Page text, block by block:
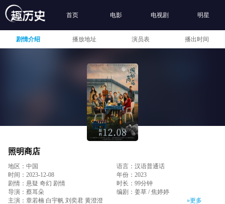
首页 电影 电视剧 明星
剧情介绍 播放地址 演员表 播出时间
照明商店
地区：中国
语言：汉语普通话
时间：2023-12-08
年份：2023
剧情：悬疑 奇幻 剧情
时长：99分钟
导演：蔡耳朵
编剧：姜草 / 焦婷婷
主演：章若楠 白宇帆 刘奕君 黄澄澄
»更多